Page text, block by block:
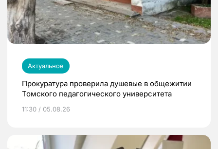
Актуальное
Прокуратура проверила душевые в общежитии
Томского педагогического университета
11:30 / 05.08.26